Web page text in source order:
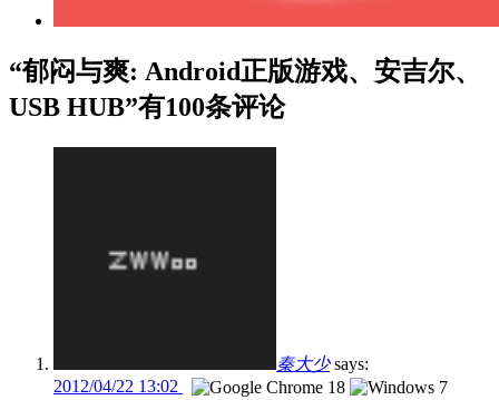
“郁闷与爽: Android正版游戏、安吉尔、
USB HUB”有100条评论
秦大少 says:
2012/04/22 13:02